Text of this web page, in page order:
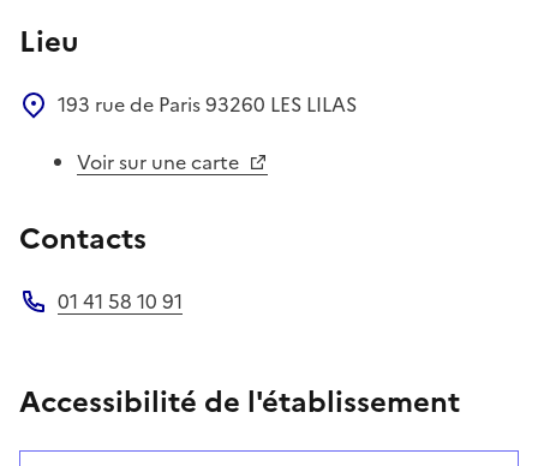
Lieu
193 rue de Paris93260 LES LILAS
Voir sur une carte
Contacts
01 41 58 10 91
Accessibilité de l'établissement